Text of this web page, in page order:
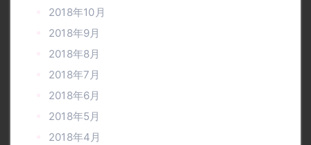
2018年10月
2018年9月
2018年8月
2018年7月
2018年6月
2018年5月
2018年4月